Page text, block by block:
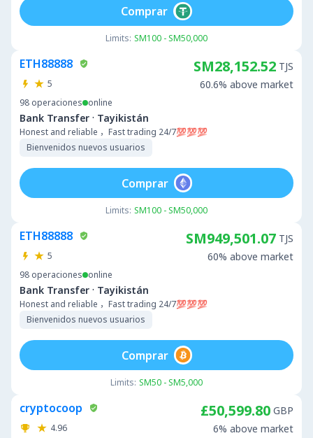
Limits: SM100 - SM50,000
Comprar
ETH88888
5
98 operaciones online
Bank Transfer · Tayikistán
Honest and reliable ，Fast trading 24/7💯💯💯
Bienvenidos nuevos usuarios
SM28,152.52 TJS
60.6% above market
Limits: SM100 - SM50,000
Comprar
ETH88888
5
98 operaciones online
Bank Transfer · Tayikistán
Honest and reliable ，Fast trading 24/7💯💯💯
Bienvenidos nuevos usuarios
SM949,501.07 TJS
60% above market
Limits: SM50 - SM5,000
Comprar
cryptocoop
4.96
£50,599.80 GBP
6% above market